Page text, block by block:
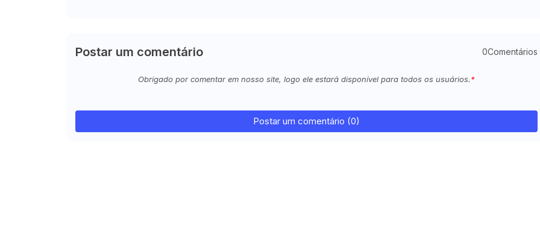
Postar um comentário 0Comentários
Obrigado por comentar em nosso site, logo ele estará disponível para todos os usuários.
Postar um comentário (0)